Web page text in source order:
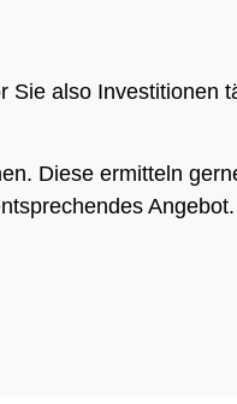
also Investitionen
Diese ermitteln